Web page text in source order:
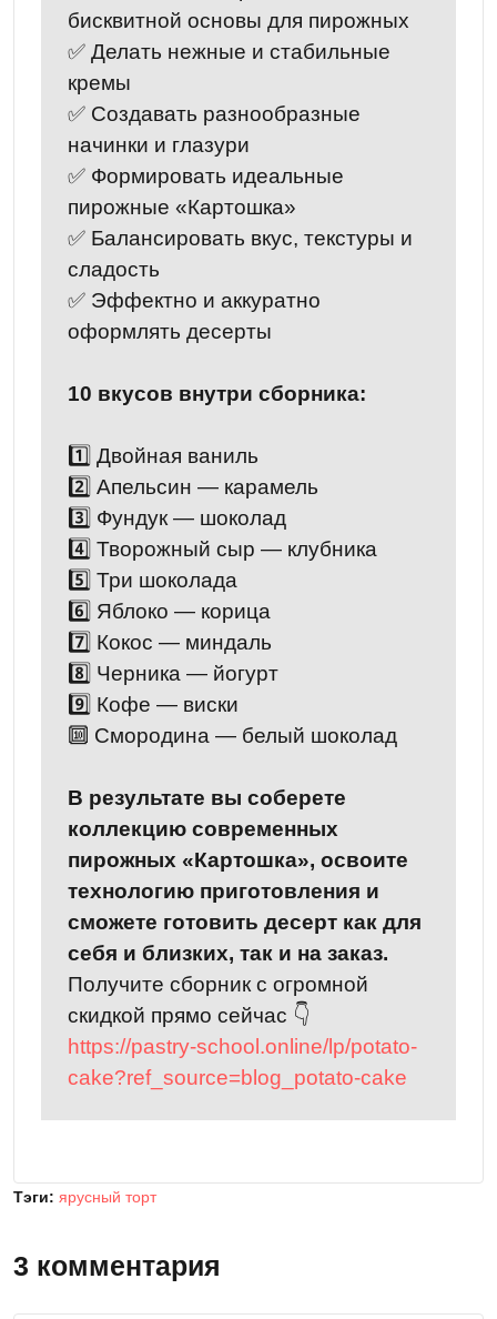
бисквитной основы для пирожных
✅ Делать нежные и стабильные
кремы
✅ Создавать разнообразные
начинки и глазури
✅ Формировать идеальные
пирожные «Картошка»
✅ Балансировать вкус, текстуры и
сладость
✅ Эффектно и аккуратно
оформлять десерты
10 вкусов внутри сборника:
1️⃣ Двойная ваниль
2️⃣ Апельсин — карамель
3️⃣ Фундук — шоколад
4️⃣ Творожный сыр — клубника
5️⃣ Три шоколада
6️⃣ Яблоко — корица
7️⃣ Кокос — миндаль
8️⃣ Черника — йогурт
9️⃣ Кофе — виски
🔟 Смородина — белый шоколад
В результате вы соберете
коллекцию современных
пирожных «Картошка», освоите
технологию приготовления и
сможете готовить десерт как для
себя и близких, так и на заказ.
Получите сборник с огромной
скидкой прямо сейчас 👇
https://pastry-school.online/lp/potato-
cake?ref_source=blog_potato-cake
Тэги: ярусный торт
3 комментария